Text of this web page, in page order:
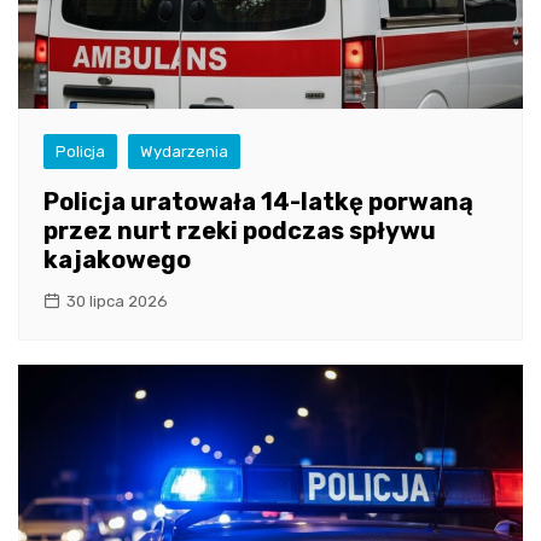
Policja Wydarzenia
Policja uratowała 14-latkę porwaną
przez nurt rzeki podczas spływu
kajakowego
30 lipca 2026